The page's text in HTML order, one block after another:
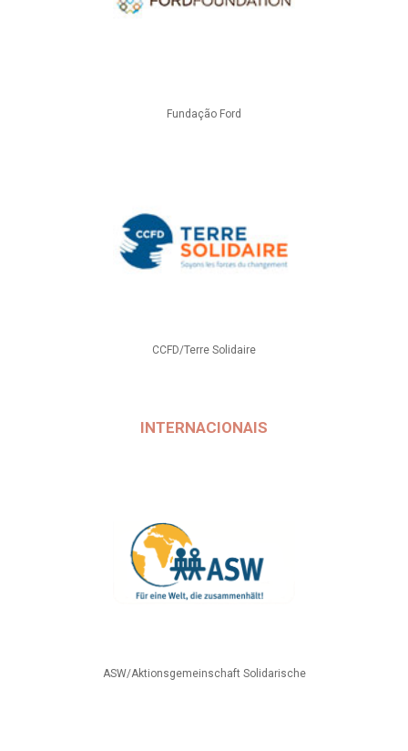
Fundação Ford
CCFD/Terre Solidaire
INTERNACIONAIS
ASW/Aktionsgemeinschaft Solidarische